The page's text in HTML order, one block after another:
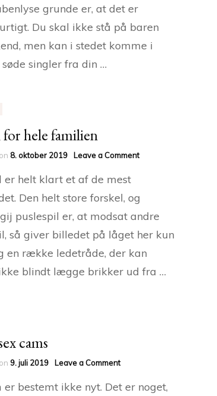
grunde er, at det er
Du skal ikke stå på baren
men kan i stedet komme i
singler fra din …
for hele familien
8. oktober 2019 Leave a Commenton
for
hele
er helt klart et af de mest
Den helt store forskel, og
puslespil er, at modsat andre
så giver billedet på låget her kun
en række ledetråde, der kan
blindt lægge brikker ud fra …
cams
9. juli 2019 Leave a Commenton
det
bestemt ikke nyt. Det er noget,